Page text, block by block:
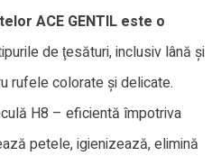
ACE GENTIL este o
de ţesături, inclusiv lână şi
rufele colorate şi delicate.
H8 – eficientă împotriva
petele, igienizează, elimină